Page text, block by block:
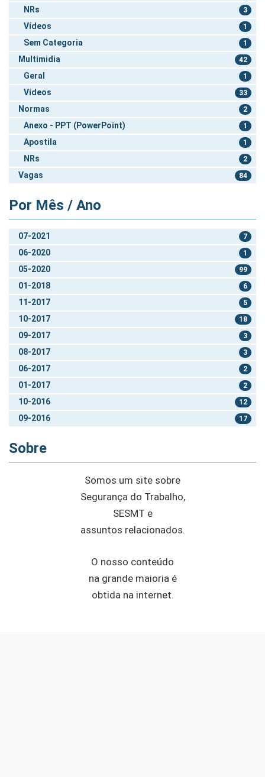
NRs 3
Vídeos 1
Sem Categoria 1
Multimidia 42
Geral 1
Vídeos 33
Normas 2
Anexo - PPT (PowerPoint) 1
Apostila 1
NRs 2
Vagas 84
Por Mês / Ano
07-2021 7
06-2020 1
05-2020 99
01-2018 6
11-2017 5
10-2017 18
09-2017 3
08-2017 3
06-2017 2
01-2017 2
10-2016 12
09-2016 17
Sobre
Somos um site sobre
Segurança do Trabalho,
SESMT e
assuntos relacionados.
O nosso conteúdo
na grande maioria é
obtida na internet.